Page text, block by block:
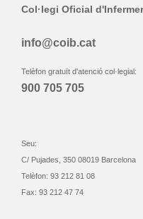
Col·legi Oficial
info@coib.cat
Telèfon gratuït d'atenció col·legial:
900 705 705
Seu:
C/ Pujades, 350 08019 Barcelona
Telèfon: 93 212 81 08
Fax: 93 212 47 74